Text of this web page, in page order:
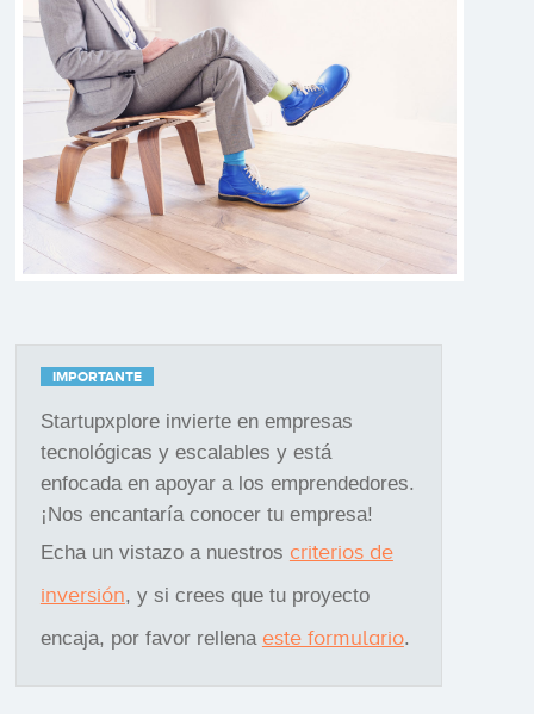
IMPORTANTE
Startupxplore invierte en empresas
tecnológicas y escalables y está
enfocada en apoyar a los emprendedores.
¡Nos encantaría conocer tu empresa!
Echa un vistazo a nuestros criterios de
inversión, y si crees que tu proyecto
encaja, por favor rellena este formulario.